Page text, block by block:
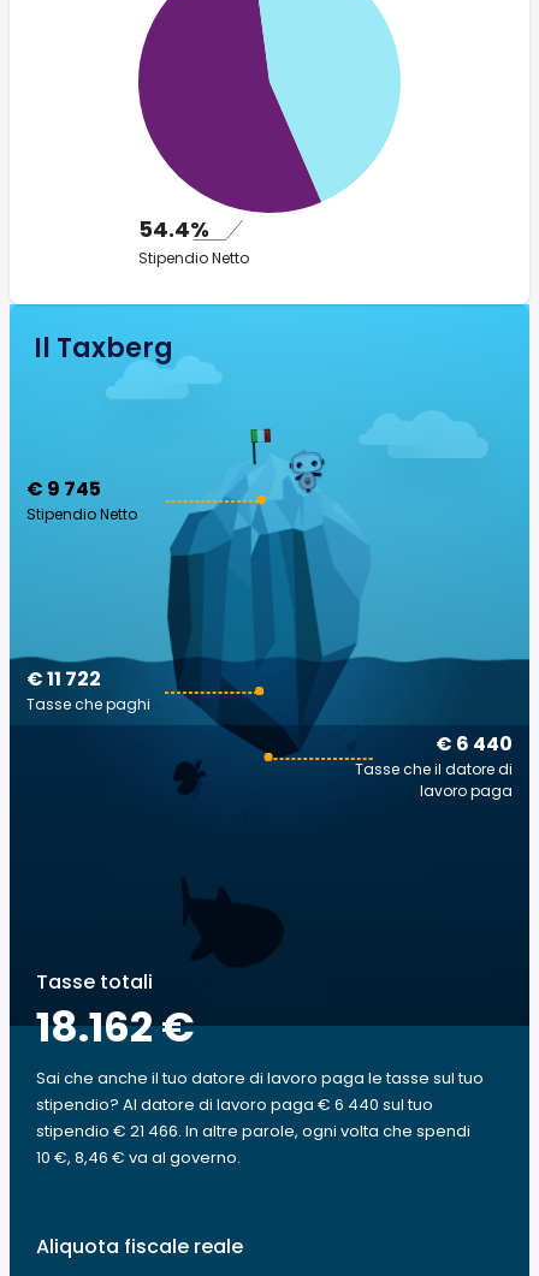
54.4%
Stipendio Netto
Il Taxberg
€ 9 745
Stipendio Netto
€ 6 440
Tasse che il datore di
lavoro paga
€ 11 722
Tasse che paghi
Tasse totali
18.162 €
Sai che anche il tuo datore di lavoro paga le tasse sul tuo
stipendio? Al datore di lavoro paga € 6 440 sul tuo
stipendio € 21 466. In altre parole, ogni volta che spendi
10 €, 8,46 € va al governo.
Aliquota fiscale reale